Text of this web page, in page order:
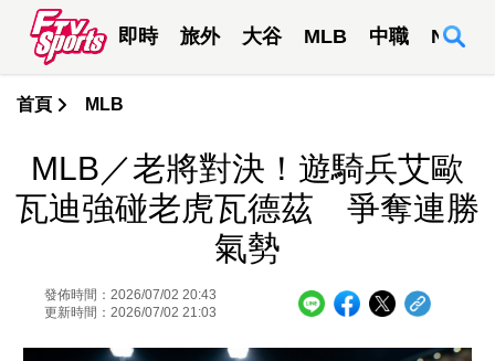
即時 旅外 大谷 MLB 中職 NBA
首頁 MLB
MLB／老將對決！遊騎兵艾歐
瓦迪強碰老虎瓦德茲 爭奪連勝
氣勢
發佈時間：2026/07/02 20:43
更新時間：2026/07/02 21:03